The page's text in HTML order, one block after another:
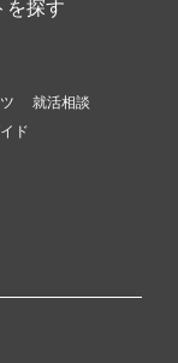
を探す
就活相談
ド